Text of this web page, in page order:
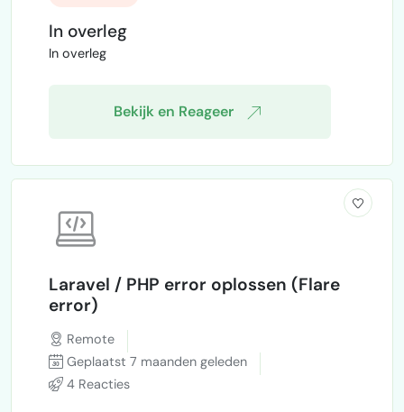
gebruiksvriendelijk, schaalbaar en juridisch
correct zijn (DBA/zzp-proof). Belangrijkste
functionaliteiten: Gebruikersregistratie voor
In overleg
In overleg
Bekijk en Reageer
Laravel / PHP error oplossen (Flare
error)
Remote
Geplaatst 7 maanden geleden
4 Reacties